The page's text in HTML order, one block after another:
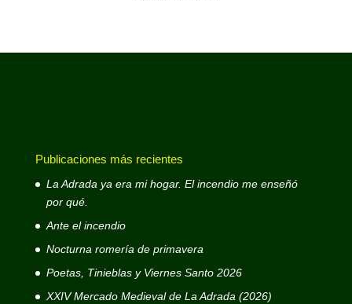
Publicaciones más recientes
La Adrada ya era mi hogar. El incendio me enseñó
por qué.
Ante el incendio
Nocturna romería de primavera
Poetas, Tinieblas y Viernes Santo 2026
XXIV Mercado Medieval de La Adrada (2026)